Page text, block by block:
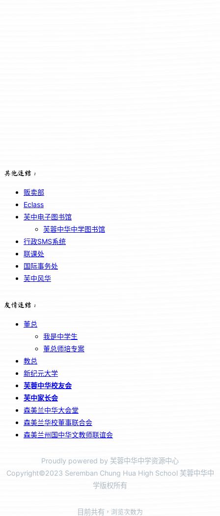
其他连结：
贩卖部
Eclass
芙中电子图书馆
芙蓉中华中学图书馆
行政SMS系统
联课处
国际事务处
芙中风华
友情连结：
董总
我是中学生
董总师培专案
教总
新纪元大学
芙蓉中华校友会
芙中家长会
森美兰中华大会堂
森美兰华校董事联合会
森美兰州国中华文教师联谊会
Proudly powered by 芙蓉中华中学资源中心
Copyright©2023 Seremban Chung Hua High School 芙蓉中华中
学版权所有
目前共有 ，浏览次数为